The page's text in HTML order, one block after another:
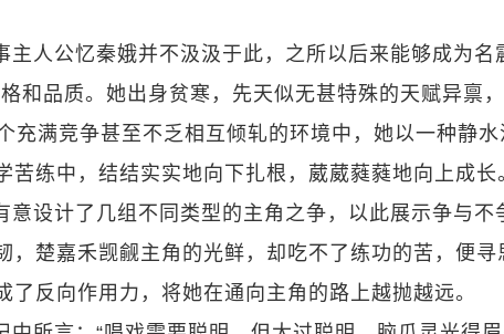
主人公忆秦娥并不汲汲于此，之所以后来能够成为名
和品质。她出身贫寒，先天似无甚特殊的天赋异禀
充满竞争甚至不乏相互倾轧的环境中，她以一种静
练中，结结实实地向下扎根，葳葳蕤蕤地向上成长
意设计了几组不同类型的主角之争，以此展示争与不
，楚嘉禾觊觎主角的光鲜，却吃不了练功的苦，便寻
反向作用力，将她在通向主角的路上越抛越远。